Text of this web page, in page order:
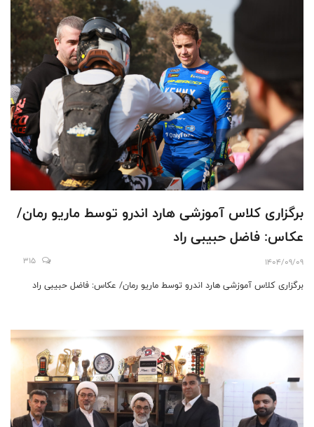
برگزاری کلاس آموزشی هارد اندرو توسط ماریو رمان/
عکاس: فاضل حبیبی راد
1404/09/09
315
برگزاری کلاس آموزشی هارد اندرو توسط ماریو رمان/ عکاس: فاضل حبیبی راد